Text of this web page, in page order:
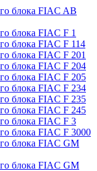
блока FIAC AB
блока FIAC F 1
блока FIAC F 114
блока FIAC F 201
блока FIAC F 204
блока FIAC F 205
блока FIAC F 234
блока FIAC F 235
блока FIAC F 245
блока FIAC F 3
блока FIAC F 3000
блока FIAC GM
блока FIAC GM